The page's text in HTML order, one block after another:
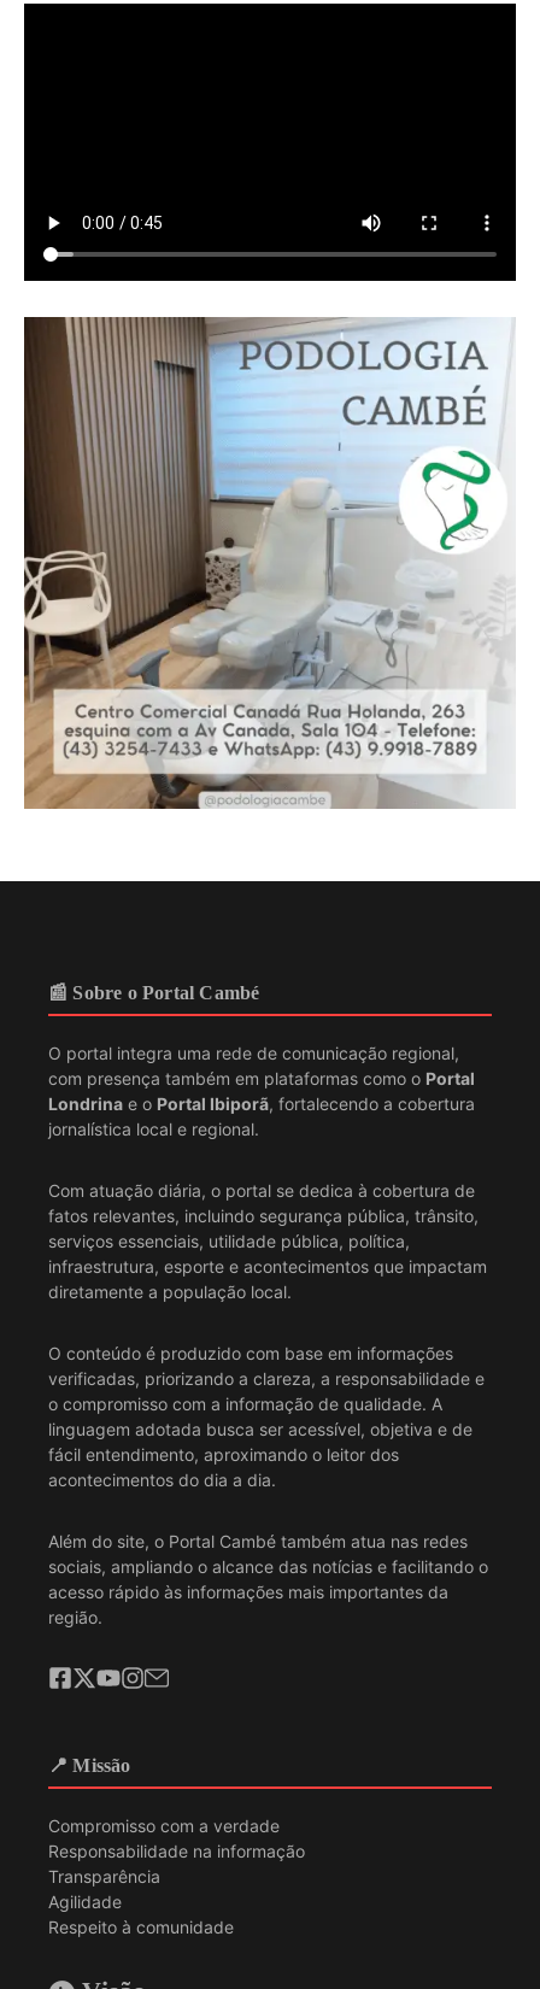
📰 Sobre o Portal Cambé
O portal integra uma rede de comunicação regional,
com presença também em plataformas como o Portal
Londrina e o Portal Ibiporã, fortalecendo a cobertura
jornalística local e regional.
Com atuação diária, o portal se dedica à cobertura de
fatos relevantes, incluindo segurança pública, trânsito,
serviços essenciais, utilidade pública, política,
infraestrutura, esporte e acontecimentos que impactam
diretamente a população local.
O conteúdo é produzido com base em informações
verificadas, priorizando a clareza, a responsabilidade e
o compromisso com a informação de qualidade. A
linguagem adotada busca ser acessível, objetiva e de
fácil entendimento, aproximando o leitor dos
acontecimentos do dia a dia.
Além do site, o Portal Cambé também atua nas redes
sociais, ampliando o alcance das notícias e facilitando o
acesso rápido às informações mais importantes da
região.
📍 Missão
Compromisso com a verdade
Responsabilidade na informação
Transparência
Agilidade
Respeito à comunidade